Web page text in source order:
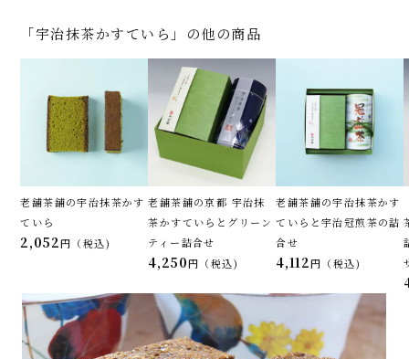
「宇治抹茶かすていら」の他の商品
老舗茶舗の宇治抹茶かす
ていら
2,052 税込
老舗茶舗の京都 宇治抹
茶かすていらとグリーン
ティー詰合せ
4,250 税込
老舗茶舗の宇治抹茶かす
ていらと宇治冠煎茶の詰
合せ
4,112 税込